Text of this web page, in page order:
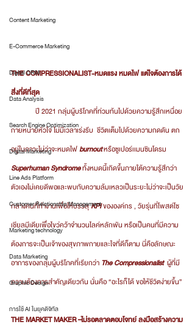
Content Marketing
E-Commerce Marketing
Digital CRM
Data Analysis
Search Engine Optimization
Digital Marketing
Line Ads Platform
Customer Relationship Management
Marketing technology
Data Marketing
Graphic Design
การใช้ AI ในยุคดิจิทัล
THE COMPRESSIONALIST-หมดแรง หมดไฟ แต่ใจต้องการได้
สิ่งที่ดีที่สุด
กายหน่ายหัวใจ ไม่มีเวลาเร่งรีบ  ชีวิตเต็มไปด้วยความกดดัน ตก
อยู่ในภาวะไม่ว่าจะหมดไฟ burnout หรือซูเปอร์เเมนซินโดรม
Superhuman Syndrome ทั้งหมดนี้เกิดขึ้นภายใต้ความรู้สึกว่า
ตัวเองไม่เคยดีพอและพบกับความล้มเหลวเป็นระยะไม่ว่าจะเป็นวัย
กลางคนที่ทำงานเพื่อให้บรรลุ KPI ขององค์กร , วัยรุ่นที่โพสต์โซ
เชียลมีเดียเพื่อไขว่คว้าจำนวนไลค์หลักพัน หรือเป็นคนที่มีความ
ต้องการจะเป็นเจ้าของสุขภาพกายและใจที่ดีก็ตาม นี่คือลักษณะ
อาการของกลุ่มผู้บริโภคที่เรียกว่า The Compressionalist ผู้ที่มี
ความต้องการสำคัญเดียวกัน นั่นคือ “อะไรก็ได้ ขอให้ชีวิตง่ายขึ้น”
THE MARKET MAKER –ไม่รอตลาดตอบโจทย์ ลงมือสร้างความ